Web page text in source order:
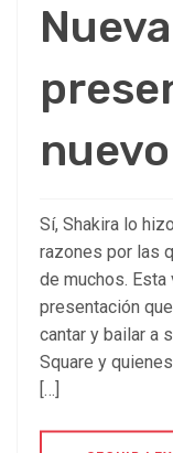
Sí, Shakira lo
razones por las
de muchos. Esta
presentación
cantar y bailar a
Square y
[…]